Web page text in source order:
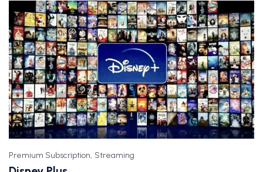
Premium Subscription, Streaming